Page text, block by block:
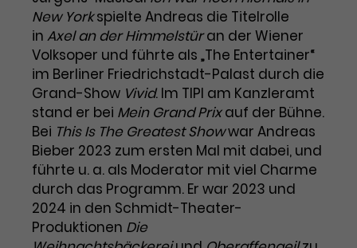
Name _gid
Anbieter Google Analytics
Laufzeit 1 Tag
Dieses Cookie wird von Google
Analytics installiert. Das Cookie
wird verwendet, um Informationen
darüber zu speichern, wie
Besucher*innen eine Website
Zweck
die Effizienz von Werbeanzeigen zu
messen und Conversions zu
speichern. Dieses Cookie hilft dabei
nachzuvollziehen, ob Nutzer über
Google-Anzeigen auf unsere
Website gelangt sind.
Name _gcl_aw
Anbieter Google Ads
Laufzeit 3 Monate
New Yorkspielte Andreas die Titelrolle
in Axel an der Himmelstüran der Wiener
Volksoper und führte als „The Entertainer“
im Berliner Friedrichstadt-Palast durch die
Grand-Show Vivid. Im TIPI am Kanzleramt
stand er bei Mein Grand Prixauf der Bühne.
Bei This Is The Greatest Showwar Andreas
Bieber 2023 zum ersten Mal mit dabei, und
führte u. a. als Moderator mit viel Charme
durch das Programm. Er war 2023 und
2024 in den Schmidt-Theater-
Produktionen Die